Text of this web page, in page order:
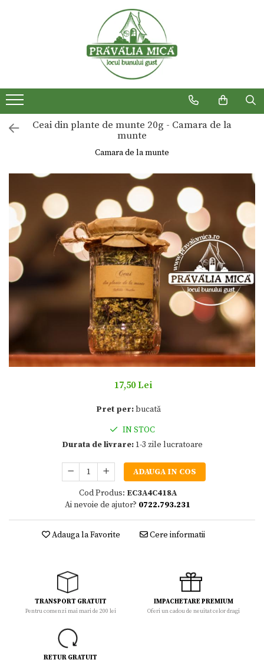
Ceai din plante de munte 20g - Camara de la
munte
Camara de la munte
17,50 Lei
Pret per:bucată
IN STOC
Durata de livrare:1-3 zile lucratoare
ADAUGA IN COS
Cod Produs: EC3A4C418A
Ai nevoie de ajutor? 0722.793.231
Adauga la Favorite Cere informatii
TRANSPORT GRATUIT
Pentru comenzi mai mari de 200 lei
IMPACHETARE PREMIUM
Oferi un cadou de neuitat celor dragi
RETUR GRATUIT